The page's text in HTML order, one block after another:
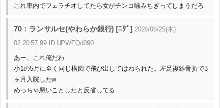
これ車内でフェラチオしてたら女がチンコ噛みちぎってしまうだろ
70：ランサルセ(やわらか銀行) [ﾆﾀﾞ] 2026/06/25(木)
02:20:57.99 ID:UPWFQd090
あー、これ俺だわ
小1の5月に全く同じ構図で飛び出してはねられた。左足複雑骨折で3
ヶ月入院したw
めっちゃ悪いことしたと反省してる